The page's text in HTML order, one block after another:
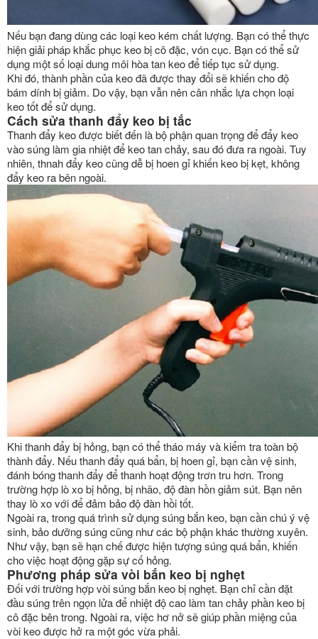
Nếu bạn đang dùng các loại keo kém chất lượng. Bạn có thể thực
hiện giải pháp khắc phục keo bị cô đặc, vón cục. Bạn có thể sử
dụng một số loại dung môi hòa tan keo để tiếp tục sử dụng.
Khi đó, thành phần của keo đã được thay đổi sẽ khiến cho độ
bám dính bị giảm. Do vậy, bạn vẫn nên cân nhắc lựa chọn loại
keo tốt để sử dụng.
Cách sửa thanh đẩy keo bị tắc
Thanh đẩy keo được biết đến là bộ phận quan trọng để đẩy keo
vào súng làm gia nhiệt để keo tan chảy, sau đó đưa ra ngoài. Tuy
nhiên, thnah đẩy keo cũng dễ bị hoen gỉ khiến keo bị kẹt, không
đẩy keo ra bên ngoài.
Khi thanh đẩy bị hỏng, bạn có thể tháo máy và kiểm tra toàn bộ
thành đẩy. Nếu thanh đẩy quá bẩn, bị hoen gỉ, bạn cần vệ sinh,
đánh bóng thanh đẩy để thanh hoạt động trơn tru hơn. Trong
trường hợp lò xo bị hỏng, bị nhão, độ đàn hồn giảm sút. Bạn nên
thay lò xo với để đảm bảo độ đàn hồi tốt.
Ngoài ra, trong quá trình sử dụng súng bắn keo, bạn cần chú ý vệ
sinh, bảo dưỡng súng cũng như các bộ phận khác thường xuyên.
Như vậy, bạn sẽ hạn chế được hiện tượng súng quá bẩn, khiến
cho việc hoạt động gặp sự cố hỏng.
Phương pháp sửa vòi bắn keo bị nghẹt
Đối với trường hợp vòi súng bắn keo bị nghẹt. Bạn chỉ cần đặt
đầu súng trên ngọn lửa để nhiệt độ cao làm tan chảy phần keo bị
cô đặc bên trong. Ngoài ra, việc hơ nở sẽ giúp phần miệng của
vòi keo được hở ra một góc vừa phải.